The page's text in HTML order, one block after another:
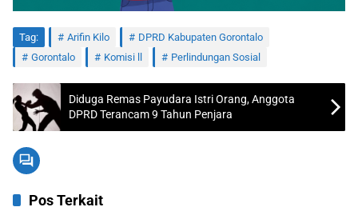
Tag: Arifin Kilo
DPRD Kabupaten Gorontalo
Gorontalo
Komisi ll Perlindungan Sosial
Diduga Remas Payudara Istri Orang, Anggota
DPRD Terancam 9 Tahun Penjara
Pos Terkait